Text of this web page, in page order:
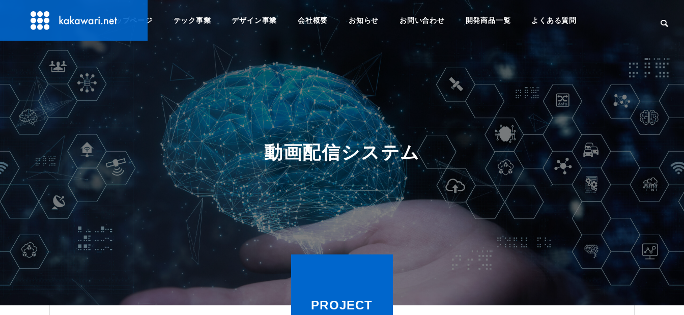
トップページ テック事業 デザイン事業 会社概要 お知らせ お問い合わせ 開発商品一覧 よくある質問
システム 開発・運営
03
ECサイト制作
04
IT・IoT・AI開発
05
AI開発
06
コンサルティング
広告デザイン
03
営業ツール制作
04
動画制作
05
商品写真の撮影・加
工
06
コンサルティング
動画配信システム
PROJECT